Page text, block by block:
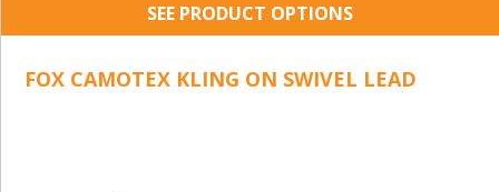
SEE PRODUCT OPTIONS
FOX CAMOTEX KLING ON SWIVEL LEAD